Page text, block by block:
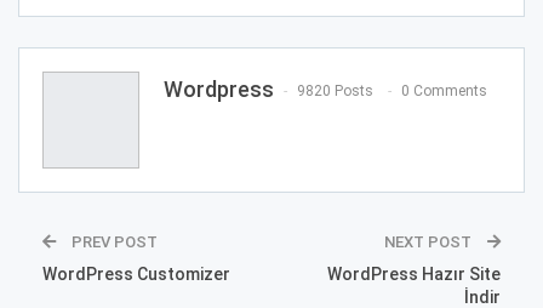
Wordpress 9820 Posts 0 Comments
PREV POST
WordPress Customizer
NEXT POST
WordPress Hazır Site
İndir